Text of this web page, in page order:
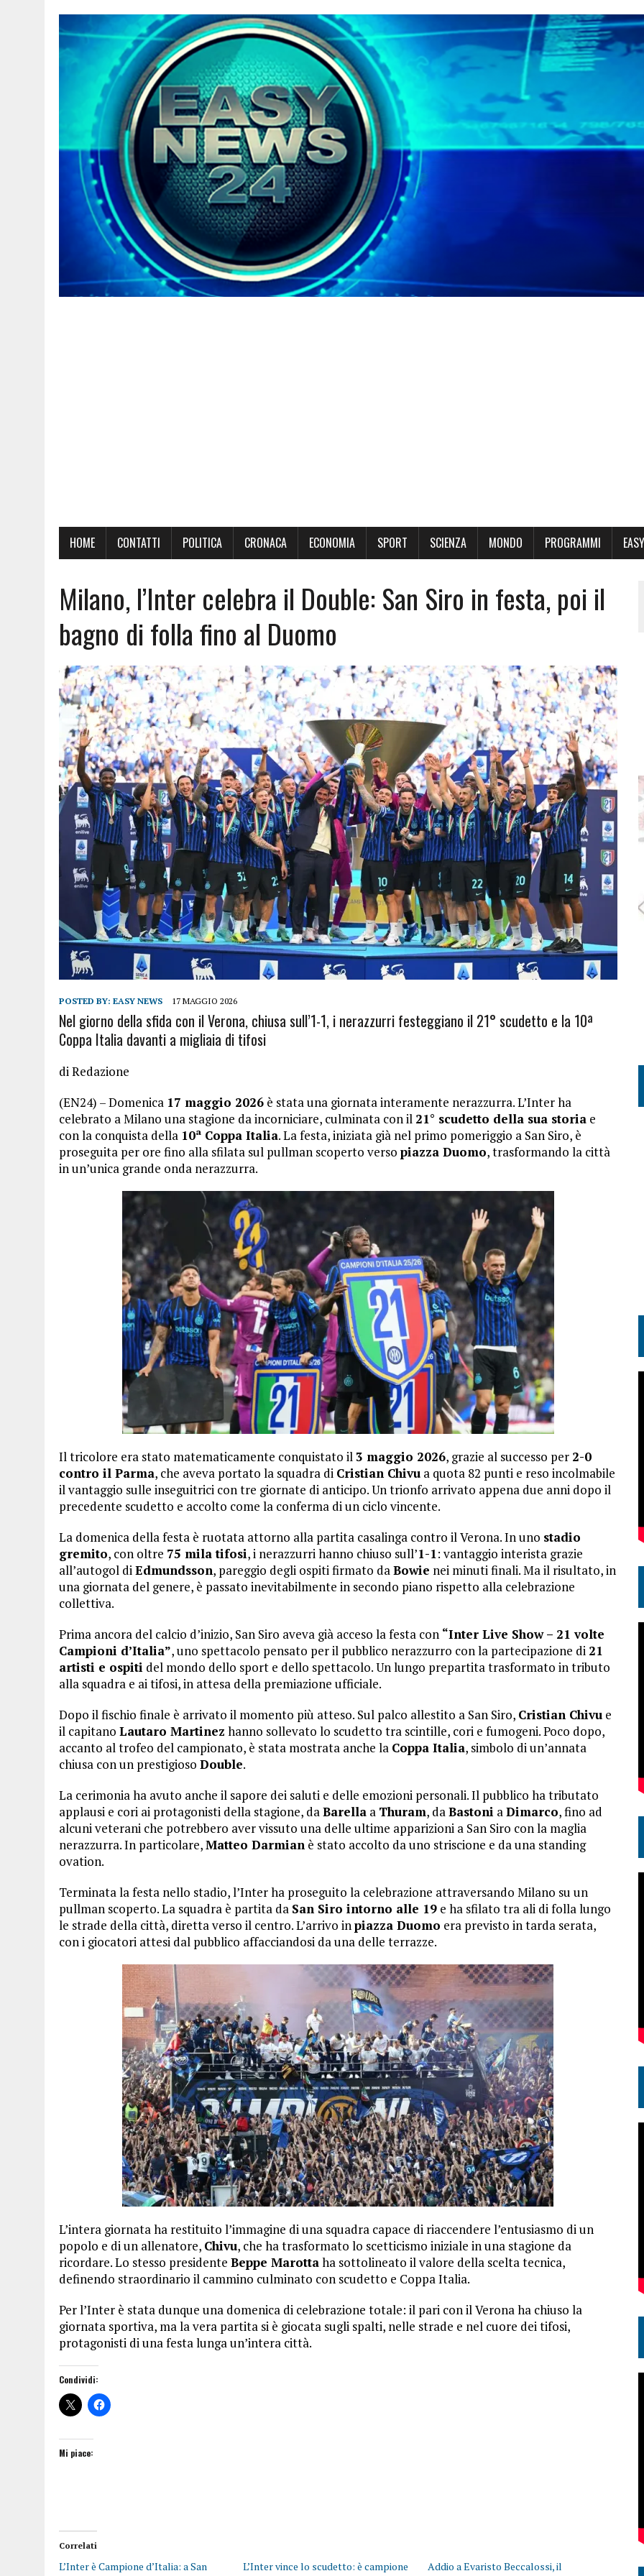
HOME CONTATTI POLITICA CRONACA ECONOMIA SPORT SCIENZA MONDO PROGRAMMI
Milano, l’Inter celebra il Double: San Siro in festa, poi il
bagno di folla fino al Duomo
POSTED BY: EASY NEWS 17 MAGGIO 2026
Nel giorno della sfida con il Verona, chiusa sull’1-1, i nerazzurri festeggiano il 21° scudetto e la 10ª
Coppa Italia davanti a migliaia di tifosi
di Redazione
(EN24) – Domenica 17 maggio 2026 è stata una giornata interamente nerazzurra. L’Inter ha
celebrato a Milano una stagione da incorniciare, culminata con il 21° scudetto della sua storia e
con la conquista della 10ª Coppa Italia. La festa, iniziata già nel primo pomeriggio a San Siro, è
proseguita per ore fino alla sfilata sul pullman scoperto verso piazza Duomo, trasformando la città
in un’unica grande onda nerazzurra.
Il tricolore era stato matematicamente conquistato il3 maggio 2026, grazie al successo per 2-0
contro il Parma, che aveva portato la squadra di Cristian Chivu a quota 82 punti e reso incolmabile
il vantaggio sulle inseguitrici con tre giornate di anticipo. Un trionfo arrivato appena due anni dopo il
precedente scudetto e accolto come la conferma di un ciclo vincente.
La domenica della festa è ruotata attorno alla partita casalinga contro il Verona. In uno stadio
gremito, con oltre 75 mila tifosi, i nerazzurri hanno chiuso sull’1-1: vantaggio interista grazie
all’autogol diEdmundsson, pareggio degli ospiti firmato daBowie nei minuti finali. Ma il risultato, in
una giornata del genere, è passato inevitabilmente in secondo piano rispetto alla celebrazione
collettiva.
Prima ancora del calcio d’inizio, San Siro aveva già acceso la festa con “Inter Live Show – 21 volte
Campioni d’Italia”, uno spettacolo pensato per il pubblico nerazzurro con la partecipazione di 21
artisti e ospiti del mondo dello sport e dello spettacolo. Un lungo prepartita trasformato in tributo
alla squadra e ai tifosi, in attesa della premiazione ufficiale.
Dopo il fischio finale è arrivato il momento più atteso. Sul palco allestito a San Siro, Cristian Chivu e
il capitano Lautaro Martinez hanno sollevato lo scudetto tra scintille, cori e fumogeni. Poco dopo,
accanto al trofeo del campionato, è stata mostrata anche la Coppa Italia, simbolo di un’annata
chiusa con un prestigioso Double.
La cerimonia ha avuto anche il sapore dei saluti e delle emozioni personali. Il pubblico ha tributato
applausi e cori ai protagonisti della stagione, daBarella a Thuram, daBastoni aDimarco, fino ad
alcuni veterani che potrebbero aver vissuto una delle ultime apparizioni a San Siro con la maglia
nerazzurra. In particolare,Matteo Darmian è stato accolto da uno striscione e da una standing
ovation.
Terminata la festa nello stadio, l’Inter ha proseguito la celebrazione attraversando Milano su un
pullman scoperto. La squadra è partita da San Siro intorno alle 19 e ha sfilato tra ali di folla lungo
le strade della città, diretta verso il centro. L’arrivo inpiazza Duomo era previsto in tarda serata,
con i giocatori attesi dal pubblico affacciandosi da una delle terrazze.
L’intera giornata ha restituito l’immagine di una squadra capace di riaccendere l’entusiasmo di un
popolo e di un allenatore, Chivu, che ha trasformato lo scetticismo iniziale in una stagione da
ricordare. Lo stesso presidente Beppe Marottaha sottolineato il valore della scelta tecnica,
definendo straordinario il cammino culminato con scudetto e Coppa Italia.
Per l’Inter è stata dunque una domenica di celebrazione totale: il pari con il Verona ha chiuso la
giornata sportiva, ma la vera partita si è giocata sugli spalti, nelle strade e nel cuore dei tifosi,
protagonisti di una festa lunga un’intera città.
Condividi:
Mi piace:
Correlati
L’Inter è Campione d’Italia: a San
L’Inter vince lo scudetto: è campione
Addio a Evaristo Beccalossi, il